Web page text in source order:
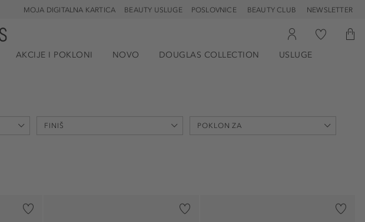
POSLOVNICE BEAUTY CLUB NEWSLETTER
BEAUTY USLUGE
MOJA DIGITALNA KARTICA
AKCIJE I POKLONI NOVO DOUGLAS COLLECTION USLUGE
FINIŠ POKLON ZA